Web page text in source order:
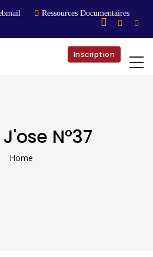
Ressources Documentaires
Inscription
N°37
Breadcrumb
Home